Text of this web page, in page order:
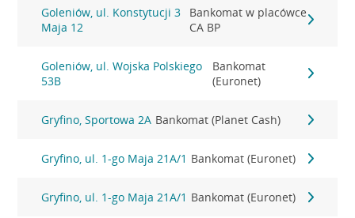
Goleniów, ul. Konstytucji 3
Maja 12
Bankomat w placówce
CA BP
Goleniów, ul. Wojska Polskiego
53B
Bankomat
(Euronet)
Gryfino, Sportowa 2A Bankomat (Planet Cash)
Gryfino, ul. 1-go Maja 21A/1 Bankomat (Euronet)
Gryfino, ul. 1-go Maja 21A/1 Bankomat (Euronet)